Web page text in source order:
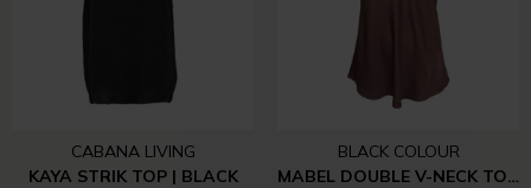
CABANA LIVING
KAYA STRIK TOP | BLACK
BLACK COLOUR
MABEL DOUBLE V-NECK TOP | COFFEE